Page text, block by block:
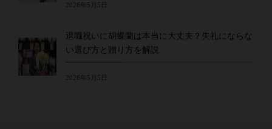
2026年5月5日
退職祝いに胡蝶蘭は本当に大丈夫？失礼にならな
い選び方と贈り方を解説
2026年5月5日